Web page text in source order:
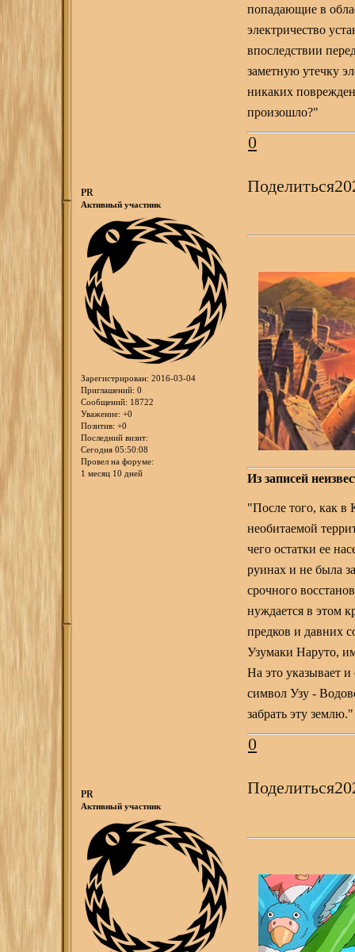
попадающие в
электричество
впоследствии
заметную утечку
никаких
произошло?"
0
Поделиться
PR
Активный участник
Зарегистрирован: 2016-03-04
Приглашений: 0
Сообщений: 18722
Уважение: +0
Позитив: +0
Последний визит:
Сегодня 05:50:08
Провел на форуме:
1 месяц 10 дней
Из записей
"После того, как в
необитаемой
чего остатки ее
руинах и не была
срочного
нуждается в этом
предков и давних
Узумаки Наруто,
На это указывает
символ Узу -
забрать эту землю."
0
Поделиться
PR
Активный участник